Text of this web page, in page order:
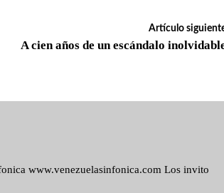
Artículo
A cien años de un escándalo
www.venezuelasinfonica.com Los invito